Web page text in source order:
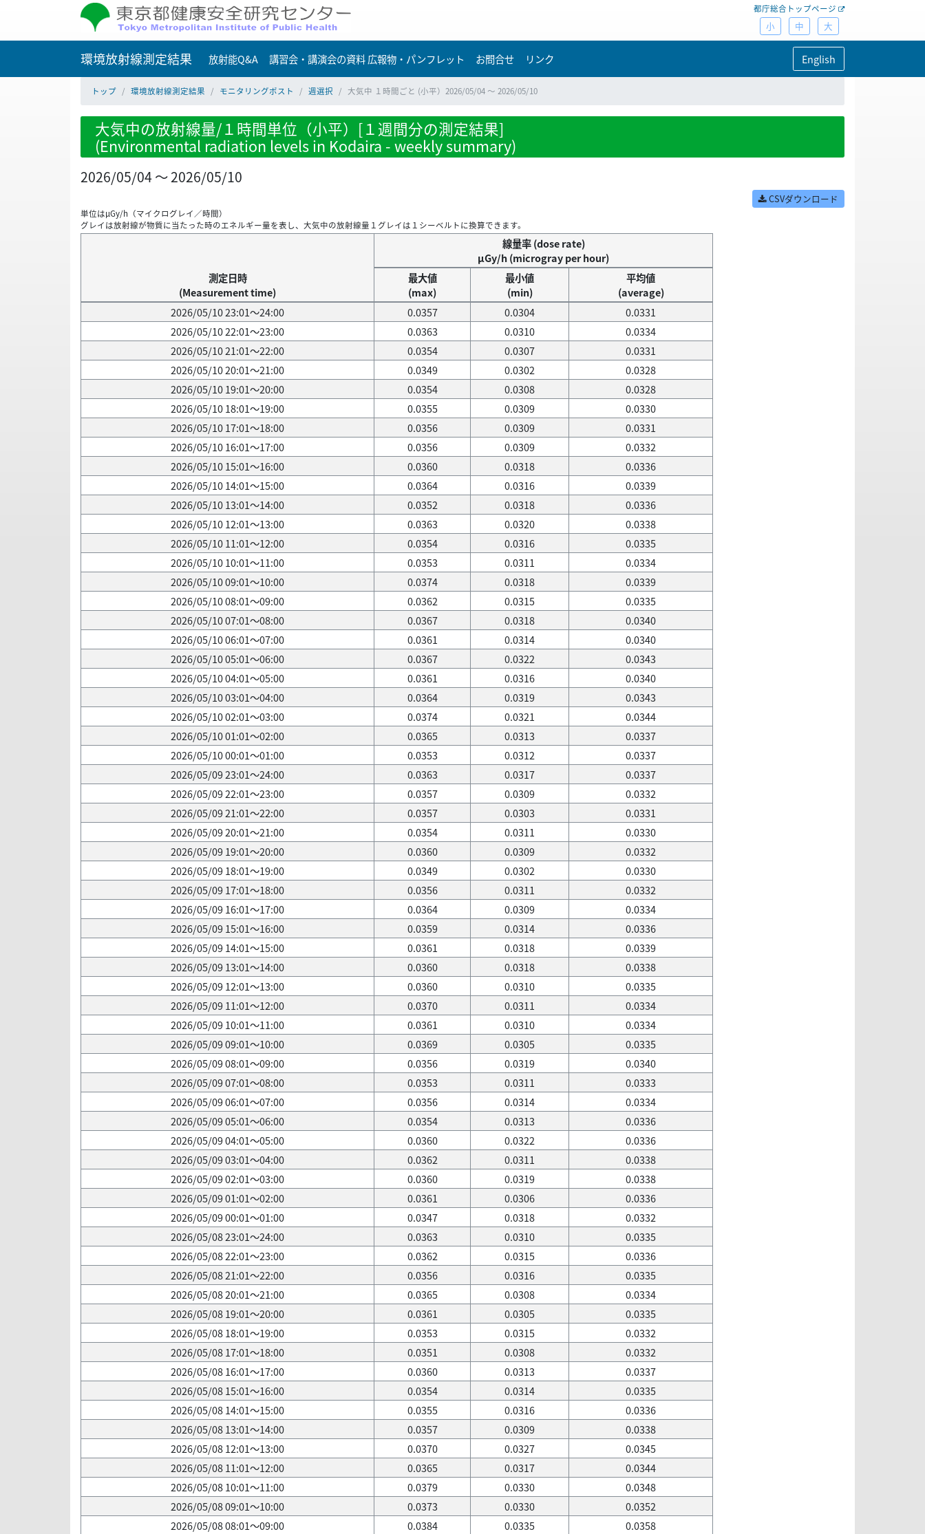
都庁総合トップページ
小 中 大
環境放射線測定結果 放射能Q&A 講習会・講演会の資料 広報物・パンフレット お問合せ リンク English
トップ 環境放射線測定結果 モニタリングポスト 週選択 大気中 １時間ごと (小平）2026/05/04 ～ 2026/05/10
大気中の放射線量/１時間単位（小平）[１週間分の測定結果]
(Environmental radiation levels in Kodaira - weekly summary)
2026/05/04 ～ 2026/05/10
CSVダウンロード
単位はμGy/h（マイクログレイ／時間）
グレイは放射線が物質に当たった時のエネルギー量を表し、大気中の放射線量１グレイは１シーベルトに換算できます。
測定日時
(Measurement time)
線量率 (dose rate)
μGy/h (microgray per hour)
最大値
(max)
最小値
(min)
平均値
(average)
2026/05/10 23:01～24:00
0.0357 0.0304
0.0331
2026/05/10 22:01～23:00
0.0363 0.0310
0.0334
2026/05/10 21:01～22:00
0.0354 0.0307
0.0331
2026/05/10 20:01～21:00
0.0349 0.0302
0.0328
2026/05/10 19:01～20:00
0.0354 0.0308
0.0328
2026/05/10 18:01～19:00
0.0355 0.0309
0.0330
2026/05/10 17:01～18:00
0.0356 0.0309
0.0331
2026/05/10 16:01～17:00
0.0356 0.0309
0.0332
2026/05/10 15:01～16:00
0.0360 0.0318
0.0336
2026/05/10 14:01～15:00
0.0364 0.0316
0.0339
2026/05/10 13:01～14:00
0.0352 0.0318
0.0336
2026/05/10 12:01～13:00
0.0363 0.0320
0.0338
2026/05/10 11:01～12:00
0.0354 0.0316
0.0335
2026/05/10 10:01～11:00
0.0353 0.0311
0.0334
2026/05/10 09:01～10:00
0.0374 0.0318
0.0339
2026/05/10 08:01～09:00
0.0362 0.0315
0.0335
2026/05/10 07:01～08:00
0.0367 0.0318
0.0340
2026/05/10 06:01～07:00
0.0361 0.0314
0.0340
2026/05/10 05:01～06:00
0.0367 0.0322
0.0343
2026/05/10 04:01～05:00
0.0361 0.0316
0.0340
2026/05/10 03:01～04:00
0.0364 0.0319
0.0343
2026/05/10 02:01～03:00
0.0374 0.0321
0.0344
2026/05/10 01:01～02:00
0.0365 0.0313
0.0337
2026/05/10 00:01～01:00
0.0353 0.0312
0.0337
2026/05/09 23:01～24:00
0.0363 0.0317
0.0337
2026/05/09 22:01～23:00
0.0357 0.0309
0.0332
2026/05/09 21:01～22:00
0.0357 0.0303
0.0331
2026/05/09 20:01～21:00
0.0354 0.0311
0.0330
2026/05/09 19:01～20:00
0.0360 0.0309
0.0332
2026/05/09 18:01～19:00
0.0349 0.0302
0.0330
2026/05/09 17:01～18:00
0.0356 0.0311
0.0332
2026/05/09 16:01～17:00
0.0364 0.0309
0.0334
2026/05/09 15:01～16:00
0.0359 0.0314
0.0336
2026/05/09 14:01～15:00
0.0361 0.0318
0.0339
2026/05/09 13:01～14:00
0.0360 0.0318
0.0338
2026/05/09 12:01～13:00
0.0360 0.0310
0.0335
2026/05/09 11:01～12:00
0.0370 0.0311
0.0334
2026/05/09 10:01～11:00
0.0361 0.0310
0.0334
2026/05/09 09:01～10:00
0.0369 0.0305
0.0335
2026/05/09 08:01～09:00
0.0356 0.0319
0.0340
2026/05/09 07:01～08:00
0.0353 0.0311
0.0333
2026/05/09 06:01～07:00
0.0356 0.0314
0.0334
2026/05/09 05:01～06:00
0.0354 0.0313
0.0336
2026/05/09 04:01～05:00
0.0360 0.0322
0.0336
2026/05/09 03:01～04:00
0.0362 0.0311
0.0338
2026/05/09 02:01～03:00
0.0360 0.0319
0.0338
2026/05/09 01:01～02:00
0.0361 0.0306
0.0336
2026/05/09 00:01～01:00
0.0347 0.0318
0.0332
2026/05/08 23:01～24:00
0.0363 0.0310
0.0335
2026/05/08 22:01～23:00
0.0362 0.0315
0.0336
2026/05/08 21:01～22:00
0.0356 0.0316
0.0335
2026/05/08 20:01～21:00
0.0365 0.0308
0.0334
2026/05/08 19:01～20:00
0.0361 0.0305
0.0335
2026/05/08 18:01～19:00
0.0353 0.0315
0.0332
2026/05/08 17:01～18:00
0.0351 0.0308
0.0332
2026/05/08 16:01～17:00
0.0360 0.0313
0.0337
2026/05/08 15:01～16:00
0.0354 0.0314
0.0335
2026/05/08 14:01～15:00
0.0355 0.0316
0.0336
2026/05/08 13:01～14:00
0.0357 0.0309
0.0338
2026/05/08 12:01～13:00
0.0370 0.0327
0.0345
2026/05/08 11:01～12:00
0.0365 0.0317
0.0344
2026/05/08 10:01～11:00
0.0379 0.0330
0.0348
2026/05/08 09:01～10:00
0.0373 0.0330
0.0352
2026/05/08 08:01～09:00
0.0384 0.0335
0.0358